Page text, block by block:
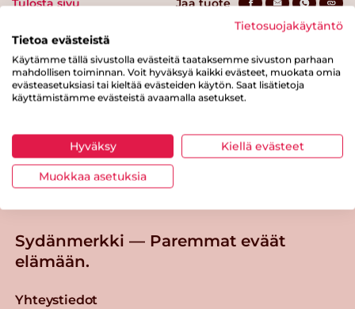
Tulosta sivu Jaa tuote
Tästä merkistä tunnistat
Sydänmerkki-tuotteen
Sydänmerkki — Paremmat eväät
elämään.
Yhteystiedot
Tietosuojakäytäntö
Tietoa evästeistä
Käytämme tällä sivustolla evästeitä taataksemme sivuston parhaan
mahdollisen toiminnan. Voit hyväksyä kaikki evästeet, muokata omia
evästeasetuksiasi tai kieltää evästeiden käytön. Saat lisätietoja
käyttämistämme evästeistä avaamalla asetukset.
Hyväksy Kiellä evästeet
Muokkaa asetuksia